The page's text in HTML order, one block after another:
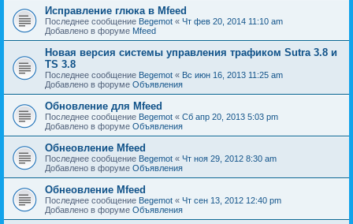
Исправление глюка в Mfeed
Последнее сообщение Begemot « Чт фев 20, 2014 11:10 am
Добавлено в форуме Mfeed
Новая версия системы управления трафиком Sutra 3.8 и
TS 3.8
Последнее сообщение Begemot « Вс июн 16, 2013 11:25 am
Добавлено в форуме Объявления
Обновление для Mfeed
Последнее сообщение Begemot « Сб апр 20, 2013 5:03 pm
Добавлено в форуме Объявления
Обнеовление Mfeed
Последнее сообщение Begemot « Чт ноя 29, 2012 8:30 am
Добавлено в форуме Объявления
Обнеовление Mfeed
Последнее сообщение Begemot « Чт сен 13, 2012 12:40 pm
Добавлено в форуме Объявления